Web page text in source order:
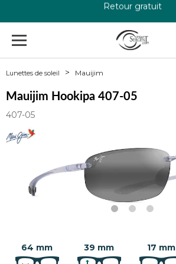
+33 4 79 24 76 84
Lunettes de soleil Mauijim
Mauijim Hookipa 407-05
407-05
64 mm 39 mm 17 mm